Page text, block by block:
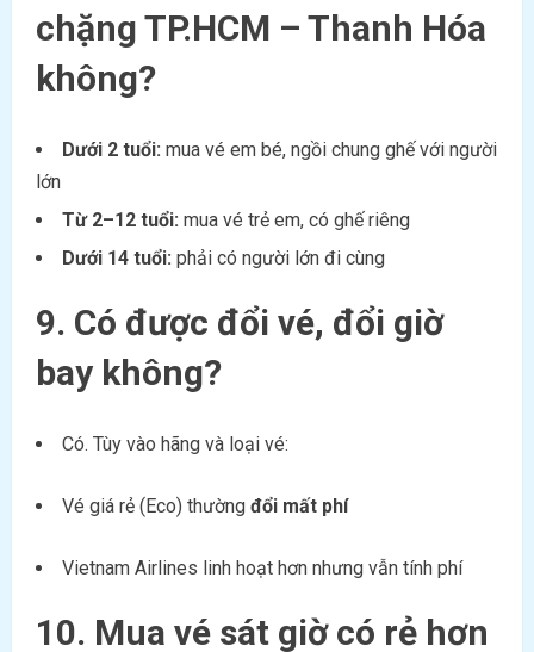
chặng TP.HCM – Thanh Hóa
không?
Dưới 2 tuổi: mua vé em bé, ngồi chung ghế với người
lớn
Từ 2–12 tuổi: mua vé trẻ em, có ghế riêng
Dưới 14 tuổi: phải có người lớn đi cùng
9. Có được đổi vé, đổi giờ
bay không?
Có. Tùy vào hãng và loại vé:
Vé giá rẻ (Eco) thường đổi mất phí
Vietnam Airlines linh hoạt hơn nhưng vẫn tính phí
10. Mua vé sát giờ có rẻ hơn